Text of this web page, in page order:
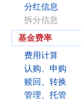
分红信息
拆分信息
基金费率
费用计算
认购、申购
赎回、转换
管理、托管